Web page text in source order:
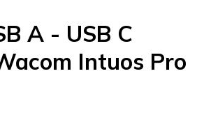
A - USB C
Intuos Pro